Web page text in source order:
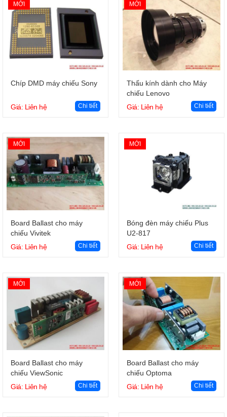
MỚI
Giỏ hàng
Chíp DMD máy chiếu Sony
Giá: Liên hệ Chi tiết
MỚI
Giỏ hàng
Thấu kính dành cho Máy
chiếu Lenovo
Giá: Liên hệ
Chi tiết
MỚI
Giỏ hàng
Board Ballast cho máy
chiếu Vivitek
Giá: Liên hệ
Chi tiết
MỚI
Giỏ hàng
Bóng đèn máy chiếu Plus
U2-817
Giá: Liên hệ
Chi tiết
MỚI
Giỏ hàng
Board Ballast cho máy
chiếu ViewSonic
Giá: Liên hệ
Chi tiết
MỚI
Giỏ hàng
Board Ballast cho máy
chiếu Optoma
Giá: Liên hệ
Chi tiết